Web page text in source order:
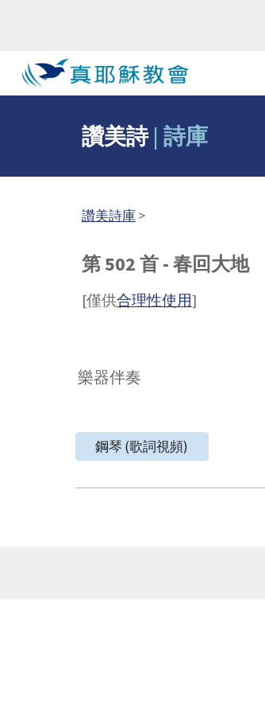
讚美詩| 詩庫
讚美詩庫>
第 502 首 - 春回大地
[僅供合理性使用]
樂器伴奏
鋼琴 (歌詞視頻)